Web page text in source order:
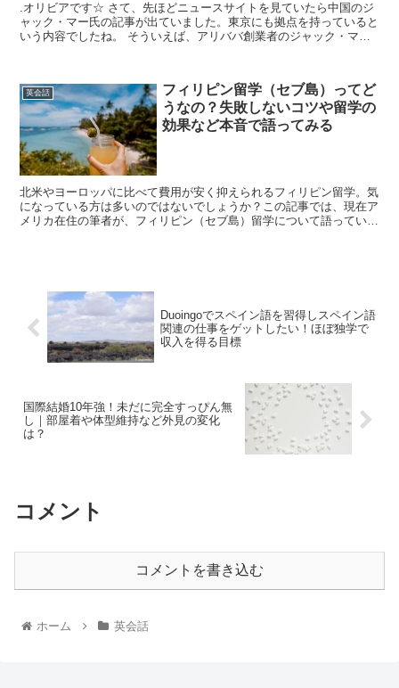
.オリビアです☆ さて、先ほどニュースサイトを見ていたら中国のジ
ャック・マー氏の記事が出ていました。東京にも拠点を持っていると
いう内容でしたね。 そういえば、アリババ創業者のジャック・マー
英会話
フィリピン留学（セブ島）ってど
うなの？失敗しないコツや留学の
効果など本音で語ってみる
北米やヨーロッパに比べて費用が安く抑えられるフィリピン留学。気
になっている方は多いのではないでしょうか？この記事では、現在ア
メリカ在住の筆者が、フィリピン（セブ島）留学について語っていま
Duoingoでスペイン語を習得しスペイン語
関連の仕事をゲットしたい！ほぼ独学で
収入を得る目標
国際結婚10年強！未だに完全すっぴん無
し｜部屋着や体型維持など外見の変化
は？
コメント
コメントを書き込む
ホーム 英会話